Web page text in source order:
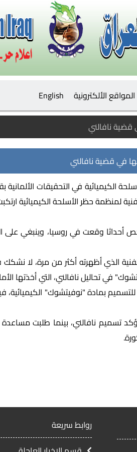
المواقع الألكترونية English
قضية نافالني
في قضية نافالني
الكيميائية في التحقيقات
لمنظمة حظر الأسلحة الكيميائية
أحداثا وقعت في روسيا، وينبغي
الفنية الذي أظهرته أكثر من مرة، لا
في تحاليل نافالني، التي أخذتها
بمادة "نوفيتشوك" الكيميائية،
نافالني، بينما طلبت مساعدة
روابط سريعة